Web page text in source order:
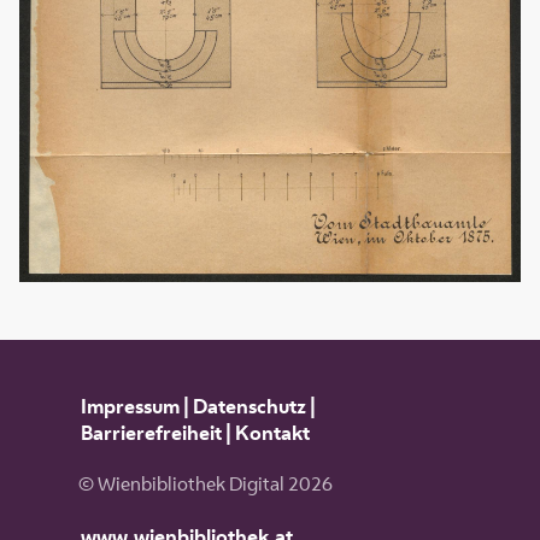
Impressum| Datenschutz|
Barrierefreiheit| Kontakt
© Wienbibliothek Digital 2026